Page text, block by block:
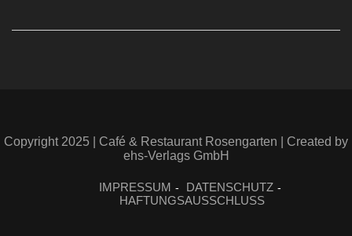
Copyright 2025 | Café & Restaurant Rosengarten | Created by
ehs-Verlags GmbH
IMPRESSUM
DATENSCHUTZ
HAFTUNGSAUSSCHLUSS